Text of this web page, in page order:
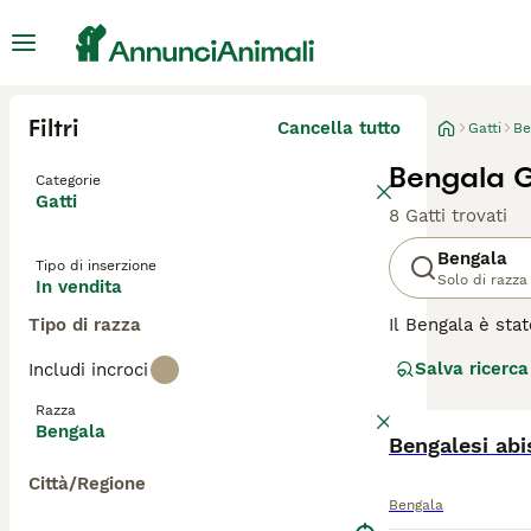
Filtri Cancella tutto
Categorie
Gatti
Tipo di inserzione
In vendita
Tipo di razza
Includi incroci
Razza
Bengala
Città/Regione
Gatti
Bengala
8 Gatti trovati
Bengala
Solo di razza
Il Bengala è
incrociando il
domestico
Salva ricerca
Bengalesi
Bengala